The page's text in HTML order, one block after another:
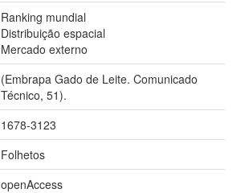
Ranking mundial
Distribuição espacial
Mercado externo
(Embrapa Gado de Leite. Comunicado
Técnico, 51).
1678-3123
Folhetos
openAccess